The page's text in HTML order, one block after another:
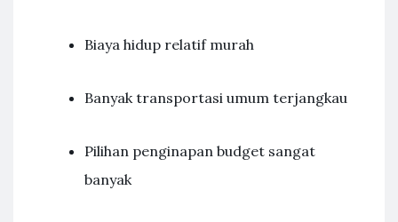
Biaya hidup relatif murah
Banyak transportasi umum terjangkau
Pilihan penginapan budget sangat
banyak